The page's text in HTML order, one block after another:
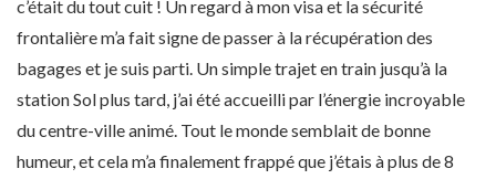
c’était du tout cuit ! Un regard à mon visa et la sécurité
frontalière m’a fait signe de passer à la récupération des
bagages et je suis parti. Un simple trajet en train jusqu’à la
station Sol plus tard, j’ai été accueilli par l’énergie incroyable
du centre-ville animé. Tout le monde semblait de bonne
humeur, et cela m’a finalement frappé que j’étais à plus de 8